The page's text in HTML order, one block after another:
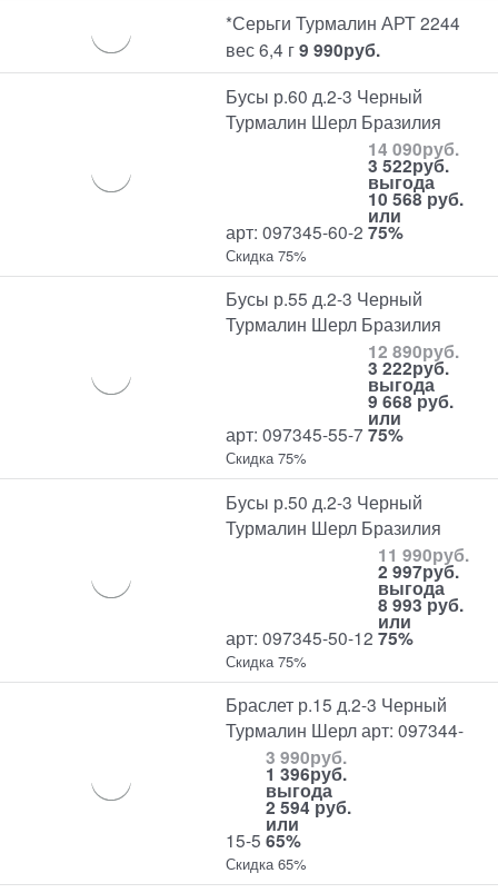
*Серьги Турмалин АРТ 2244
вес 6,4 г9 990руб.
Бусы р.60 д.2-3 Черный
Турмалин Шерл Бразилия
арт: 097345-60-2
14 090руб.
3 522руб.
выгода
10 568 руб.
или
75%
Скидка 75%
Бусы р.55 д.2-3 Черный
Турмалин Шерл Бразилия
арт: 097345-55-7
12 890руб.
3 222руб.
выгода
9 668 руб.
или
75%
Скидка 75%
Бусы р.50 д.2-3 Черный
Турмалин Шерл Бразилия
арт: 097345-50-12
11 990руб.
2 997руб.
выгода
8 993 руб.
или
75%
Скидка 75%
Браслет р.15 д.2-3 Черный
Турмалин Шерл арт: 097344-
15-5
3 990руб.
1 396руб.
выгода
2 594 руб.
или
65%
Скидка 65%